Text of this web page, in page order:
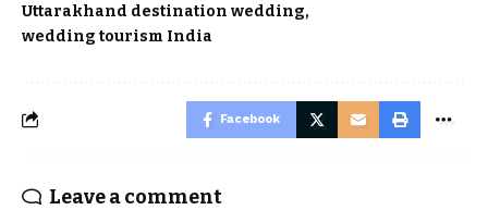
Uttarakhand destination wedding
wedding tourism India
Facebook
Leave a comment